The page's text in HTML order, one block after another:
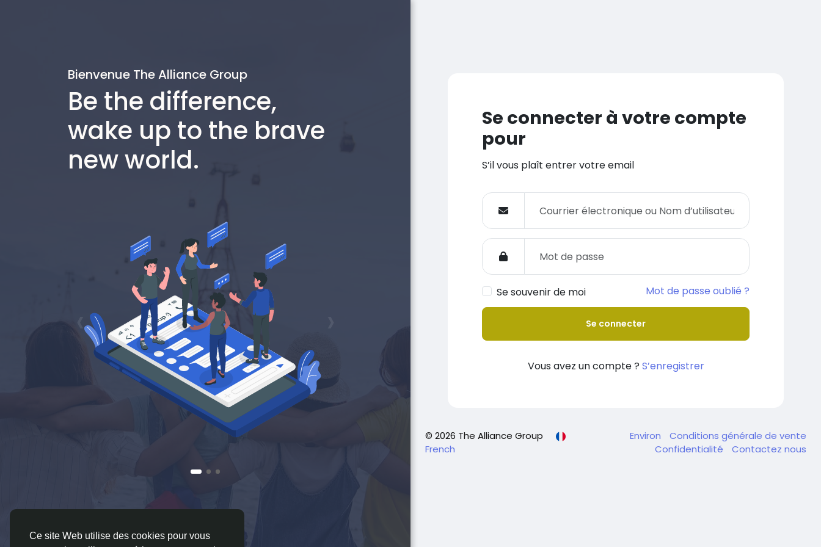
Ce site Web utilise des cookies pour vous
Bienvenue The Alliance Group
Be the difference,
wake up to the brave
new world.
‹
Se connecter à votre compte
pour
S’il vous plaît entrer votre email
Se souvenir de moi Mot de passe oublié ?
Se connecter
Vous avez un compte ? S’enregistrer
© 2026 The Alliance Group
French
Environ
Conditions générale de vente
Confidentialité
Contactez nous